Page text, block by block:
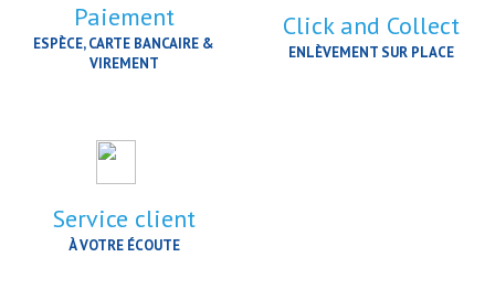
Paiement
ESPÈCE, CARTE BANCAIRE &
VIREMENT
Click and Collect
ENLÈVEMENT SUR PLACE
Service client
À VOTRE ÉCOUTE